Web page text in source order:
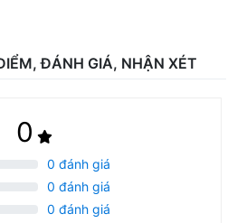
ĐÁNH GIÁ, NHẬN XÉT
0
0 đánh giá
0 đánh giá
0 đánh giá